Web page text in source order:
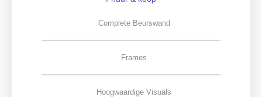
Complete Beurswand
Frames
Hoogwaardige Visuals